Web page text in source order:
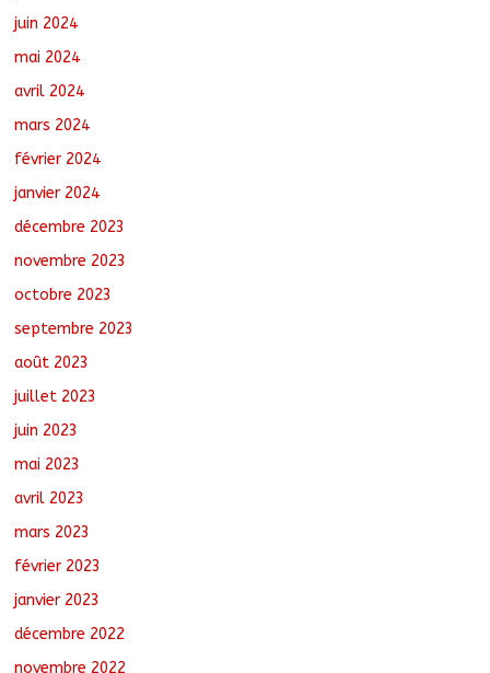
juin 2024
mai 2024
avril 2024
mars 2024
février 2024
janvier 2024
décembre 2023
novembre 2023
octobre 2023
septembre 2023
août 2023
juillet 2023
juin 2023
mai 2023
avril 2023
mars 2023
février 2023
janvier 2023
décembre 2022
novembre 2022